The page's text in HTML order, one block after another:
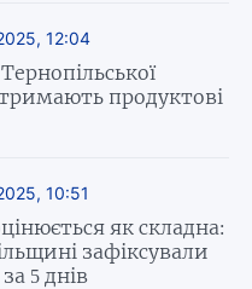
12:04
продуктові
10:51
як складна:
зафіксували
5 днів